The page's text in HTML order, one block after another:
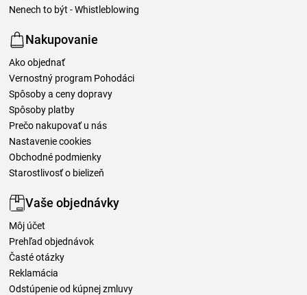
Nenech to být - Whistleblowing
Nakupovanie
Ako objednať
Vernostný program Pohodáci
Spôsoby a ceny dopravy
Spôsoby platby
Prečo nakupovať u nás
Nastavenie cookies
Obchodné podmienky
Starostlivosť o bielizeň
Vaše objednávky
Môj účet
Prehľad objednávok
Časté otázky
Reklamácia
Odstúpenie od kúpnej zmluvy